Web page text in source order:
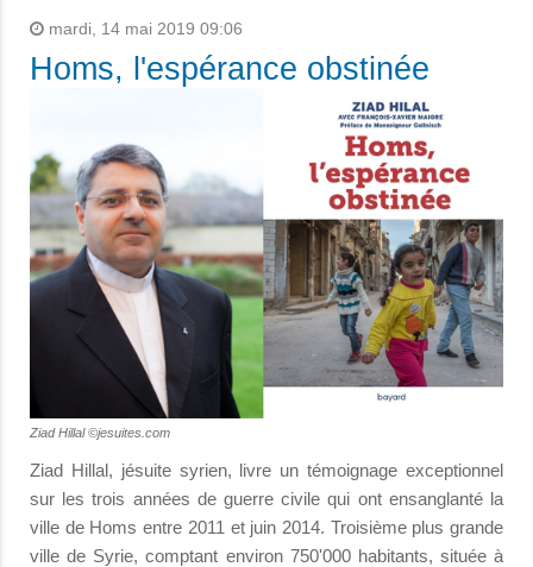
mardi, 14 mai 2019 09:06
Homs, l'espérance obstinée
Ziad Hillal ©jesuites.com
Ziad Hillal, jésuite syrien, livre un témoignage exceptionnel
sur les trois années de guerre civile qui ont ensanglanté la
ville de Homs entre 2011 et juin 2014. Troisième plus grande
ville de Syrie, comptant environ 750'000 habitants, située à